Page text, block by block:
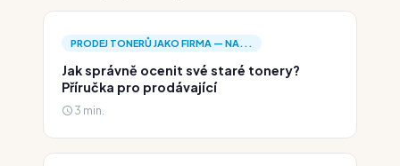
PRODEJ TONERŮ JAKO FIRMA — NA...
Jak správně ocenit své staré tonery?
Příručka pro prodávající
3 min.